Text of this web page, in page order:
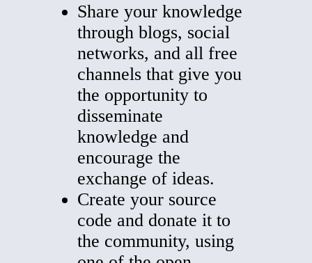
Share your knowledge
through blogs, social
networks, and all free
channels that give you
the opportunity to
disseminate
knowledge and
encourage the
exchange of ideas.
Create your source
code and donate it to
the community, using